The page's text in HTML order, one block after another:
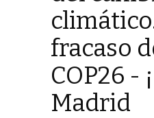
fracaso
COP26 -
Madrid